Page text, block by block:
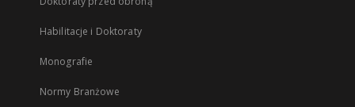
Habilitacje i Doktoraty
Monografie
Normy Branżowe